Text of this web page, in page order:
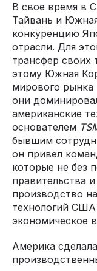
В свое время в
Тайвань и
конкуренцию
отрасли. Для
трансфер своих
этому Южная
мирового
они
американские
основателем
бывшим
он привел
которые не без
правительства
производство
технологий США
экономическое
Америка